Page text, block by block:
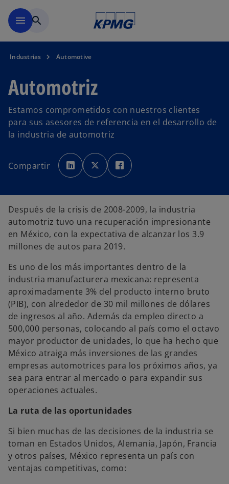
menu search
Industrias Automotive
Automotriz
Estamos comprometidos con nuestros clientes
para sus asesores de referencia en el desarrollo de
la industria de automotriz
Compartir e
a
b
u
n
p
s
a
ñ
n
u
e
v
a
e
a
b
u
n
p
s
t
a
n
u
e
v
a
e
a
u
n
p
e
s
n
u
e
v
a
Después de la crisis de 2008-2009, la industria
automotriz tuvo una recuperación impresionante
en México, con la expectativa de alcanzar los 3.9
millones de autos para 2019.
Es uno de los más importantes dentro de la
industria manufacturera mexicana: representa
aproximadamente 3% del producto interno bruto
(PIB), con alrededor de 30 mil millones de dólares
de ingresos al año. Además da empleo directo a
500,000 personas, colocando al país como el octavo
mayor productor de unidades, lo que ha hecho que
México atraiga más inversiones de las grandes
empresas automotrices para los próximos años, ya
sea para entrar al mercado o para expandir sus
operaciones actuales.
La ruta de las oportunidades
Si bien muchas de las decisiones de la industria se
toman en Estados Unidos, Alemania, Japón, Francia
y otros países, México representa un país con
ventajas competitivas, como: